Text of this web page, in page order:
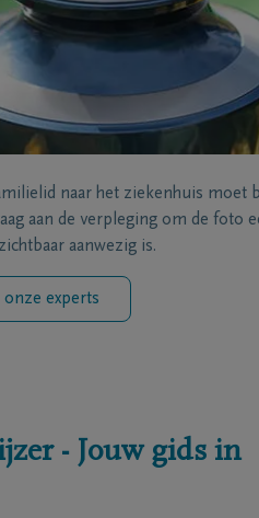
naar het ziekenhuis
aan de verpleging om de foto
aanwezig is.
onze experts
- Jouw gids in